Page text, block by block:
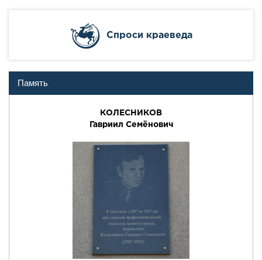
Cпроси краеведа
Память
КОЛЕСНИКОВ
Гавриил Семёнович